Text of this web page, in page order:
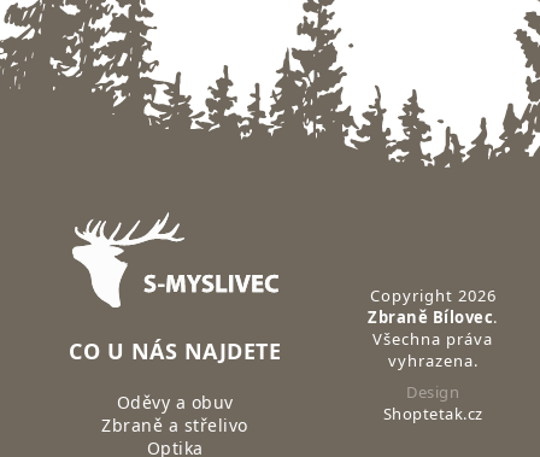
Zápatí
CO U NÁS NAJDETE
Oděvy a obuv
Zbraně a střelivo
Optika
Copyright 2026
Zbraně Bílovec.
Všechna práva
vyhrazena.
Design
Shoptetak.cz